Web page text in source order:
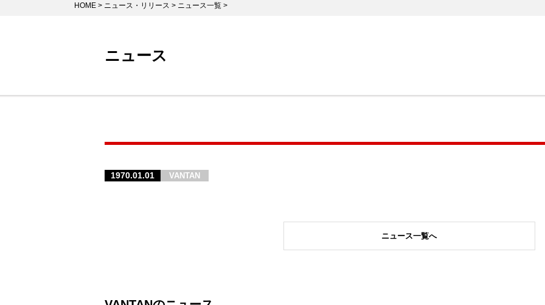
HOME > ニュース・リリース > ニュース一覧 >
ニュース
1970.01.01 VANTAN
ニュース一覧へ